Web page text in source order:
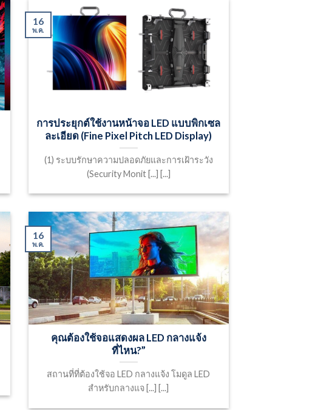
การประยุกต์ใช้งานหน้าจอ LED แบบพิกเซล
ละเอียด (Fine Pixel Pitch LED Display)
(1) ระบบรักษาความปลอดภัยและการเฝ้าระวัง
(Security Monit [...] [...]
16
พ.ค.
คุณต้องใช้จอแสดงผล LED กลางแจ้ง
ที่ไหน?”
สถานที่ที่ต้องใช้จอ LED กลางแจ้ง โมดูล LED
สำหรับกลางแจ [...] [...]
16
พ.ค.